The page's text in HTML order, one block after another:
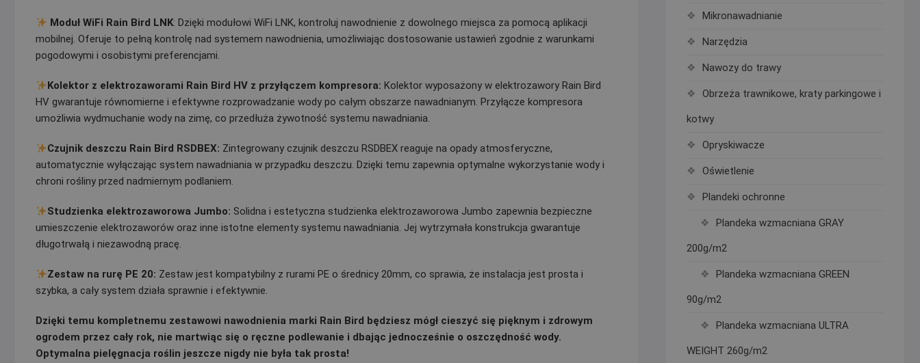
Moduł WiFi Rain Bird LNK: Dzięki modułowi WiFi LNK, kontroluj nawodnienie z dowolnego miejsca za pomocą aplikacji
mobilnej. Oferuje to pełną kontrolę nad systemem nawodnienia, umożliwiając dostosowanie ustawień zgodnie z warunkami
pogodowymi i osobistymi preferencjami.
Kolektor z elektrozaworami Rain Bird HV z przyłączem kompresora:Kolektor wyposażony w elektrozawory Rain Bird
HV gwarantuje równomierne i efektywne rozprowadzanie wody po całym obszarze nawadnianym. Przyłącze kompresora
umożliwia wydmuchanie wody na zimę, co przedłuża żywotność systemu nawadniania.
Czujnik deszczu Rain Bird RSDBEX: Zintegrowany czujnik deszczu RSDBEX reaguje na opady atmosferyczne,
automatycznie wyłączając system nawadniania w przypadku deszczu. Dzięki temu zapewnia optymalne wykorzystanie wody i
chroni rośliny przed nadmiernym podlaniem.
Studzienka elektrozaworowa Jumbo: Solidna i estetyczna studzienka elektrozaworowa Jumbo zapewnia bezpieczne
umieszczenie elektrozaworów oraz inne istotne elementy systemu nawadniania. Jej wytrzymała konstrukcja gwarantuje
długotrwałą i niezawodną pracę.
Zestaw na rurę PE 20: Zestaw jest kompatybilny z rurami PE o średnicy 20mm, co sprawia, że instalacja jest prosta i
szybka, a cały system działa sprawnie i efektywnie.
Dzięki temu kompletnemu zestawowi nawodnienia marki Rain Bird będziesz mógł cieszyć się pięknym i zdrowym
ogrodem przez cały rok, nie martwiąc się o ręczne podlewanie i dbając jednocześnie o oszczędność wody.
Optymalna pielęgnacja roślin jeszcze nigdy nie była tak prosta!
Mikronawadnianie
Narzędzia
Nawozy do trawy
Obrzeża trawnikowe, kraty parkingowe i
kotwy
Opryskiwacze
Oświetlenie
Plandeki ochronne
Plandeka wzmacniana GRAY
200g/m2
Plandeka wzmacniana GREEN
90g/m2
Plandeka wzmacniana ULTRA
WEIGHT 260g/m2